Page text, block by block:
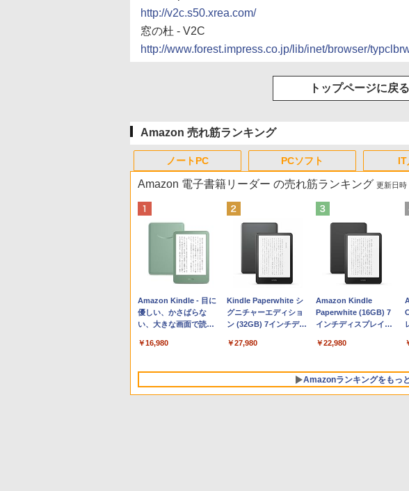
http://v2c.s50.xrea.com/
窓の杜 - V2C
http://www.forest.impress.co.jp/lib/inet/browser/
トップページに戻る
Amazon 売れ筋ランキング
ノートPC
Apple 2026 MacBook
Neo A18 Proチップ搭
載13インチノートブッ
Intelligenceのために設
スプレイ、8GBユニフ
SSDストレージ、
￥113,748
tomtoc 360°保護 15.6
16インチ パソコンケー
ス Dell NEC Lavie
Lenovo対応
￥2,952
Apple 2026 MacBook
Air M5チップ搭載13イ
ンチノートブック：AI
13.6インチLiquid
16GBユニファイドメモ
リ、1TB SSDストレー
ジ、12MPセンターフレ
￥278,800
PCソフト
Robloxギフトカード -
800 Robux 【限定バー
チャルアイテムを含
ムコード】 ロブロック
版
￥1,300
Robloxギフトカード -
1000 Robux 【限定バ
ーチャルアイテムを含
ムコード】 ロブロック
￥1,600
Robloxギフトカード -
2,000 Robux 【限定バ
ーチャルアイテムを含
ムコード】 ロブロック
版
￥3,200
IT
生成AIパスポート公式
テキスト 第４版
1冊ですべて身につく
HTML & CSSとWebデ
ザイン入門講座［第2
￥1,292
ClaudeCode いちばん
やさしい 教科書: 非エ
ンジニア 初心者 素人
アル AI副業にもコンテ
版にも！ 非エンジニア
のためのAIコーディン
グ入門シリーズ
￥99
Amazon 電子書籍リーダー の売れ筋ランキング 更新日時
Amazon Kindle - 目に
優しい、かさばらな
い、大きな画面で読み
テリー、6インチディス
ー、マッチャ、16GB、
￥16,980
Kindle Paperwhite シ
グニチャーエディショ
ン (32GB) 7インチディ
調整、色調調節ライ
リー、広告なし、メタ
￥27,980
Amazon Kindle
Paperwhite (16GB) 7
インチディスプレイ、
間持続バッテリー、広
￥22,980
Amazonランキングをもっ